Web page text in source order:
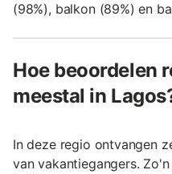
(98%), balkon (89%) en
Hoe beoordelen
meestal in
In deze regio ontvangen
van vakantiegangers.